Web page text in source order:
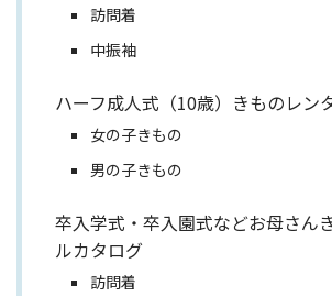
訪問着
中振袖
ハーフ成人式（10歳）きものレン
女の子きもの
男の子きもの
卒入学式・卒入園式などお母さん
ルカタログ
訪問着